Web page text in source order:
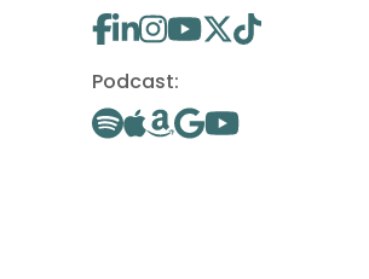
Podcast: